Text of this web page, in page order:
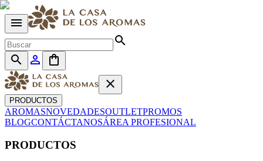
menu
search
search
person_outline
shopping_bag
close
PRODUCTOS
AROMASNOVEDADESOUTLETPROMOS
BLOGCONTÁCTANOSÁREA PROFESIONAL
PRODUCTOS